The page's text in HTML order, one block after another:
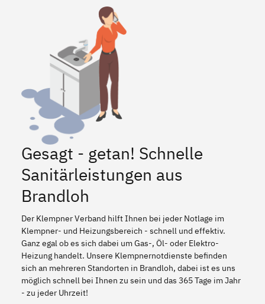
Gesagt - getan! Schnelle
Sanitärleistungen aus
Brandloh
Der Klempner Verband hilft Ihnen bei jeder Notlage im
Klempner- und Heizungsbereich - schnell und effektiv.
Ganz egal ob es sich dabei um Gas-, Öl- oder Elektro-
Heizung handelt. Unsere Klempnernotdienste befinden
sich an mehreren Standorten in Brandloh, dabei ist es uns
möglich schnell bei Ihnen zu sein und das 365 Tage im Jahr
- zu jeder Uhrzeit!